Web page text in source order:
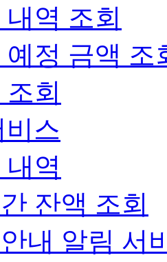
내역 조회
예정 금액 조
조회
비스
내역
잔액 조회
내 알림 서